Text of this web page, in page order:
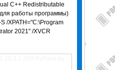
C++ Redistributable
работы программы)
/XPATH="C:\Program
2021" /XVCR